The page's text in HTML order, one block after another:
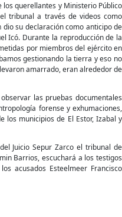
querellantes y Ministerio Público
tribunal a través de videos como
su declaración como anticipo de
Icó. Durante la reproducción de la
por miembros del ejército en
gestionando la tierra y eso no
amarrado, eran alrededor de
las pruebas documentales
forense y exhumaciones,
los municipios de El Estor, Izabal y
Juicio Sepur Zarco el tribunal de
Barrios, escuchará a los testigos
acusados Esteelmeer Francisco